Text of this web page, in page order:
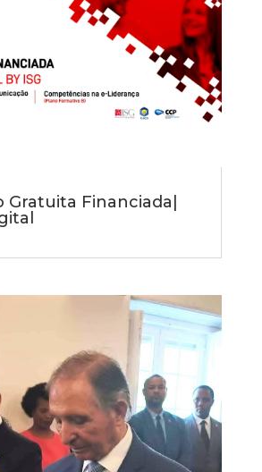
Gratuita Financiada|